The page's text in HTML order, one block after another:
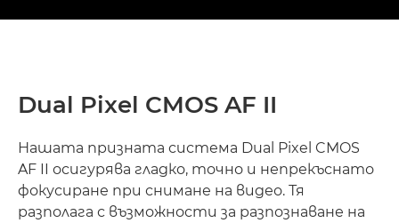
Dual Pixel CMOS AF II
Нашата призната система Dual Pixel CMOS
AF II осигурява гладко, точно и непрекъснато
фокусиране при снимане на видео. Тя
разполага с възможности за разпознаване на